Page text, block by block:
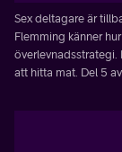
Sex deltagare är
Flemming känner
överlevnadsstrategi.
att hitta mat. Del 5